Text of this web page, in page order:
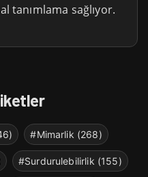
tanımlama sağlıyor.
#Mimarlik (268)
#Surdurulebilirlik (155)